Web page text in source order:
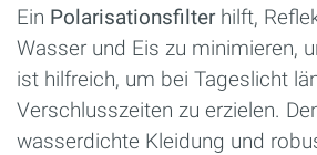
Ein Polarisationsfilterhilft,
Wasser und Eis zu minimieren,
ist hilfreich, um bei Tageslicht
Verschlusszeiten zu erzielen.
wasserdichte Kleidung und